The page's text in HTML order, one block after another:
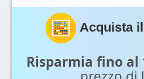
Acquista
Risparmia fino al